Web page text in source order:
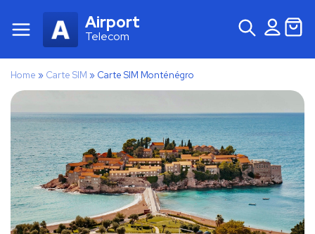
Airport
Telecom
Home » Carte SIM » Carte SIM Monténégro